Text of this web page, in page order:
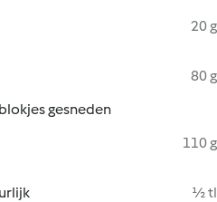
20 g
80 g
gesneden
110 g
½ tl